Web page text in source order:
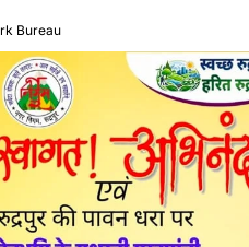
Bureau